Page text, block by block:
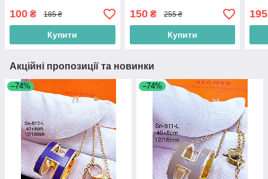
100 ₴ 185 ₴
Купити
150₴ 255 ₴
Купити
195
Акційні пропозиції та новинки
–74% –74%